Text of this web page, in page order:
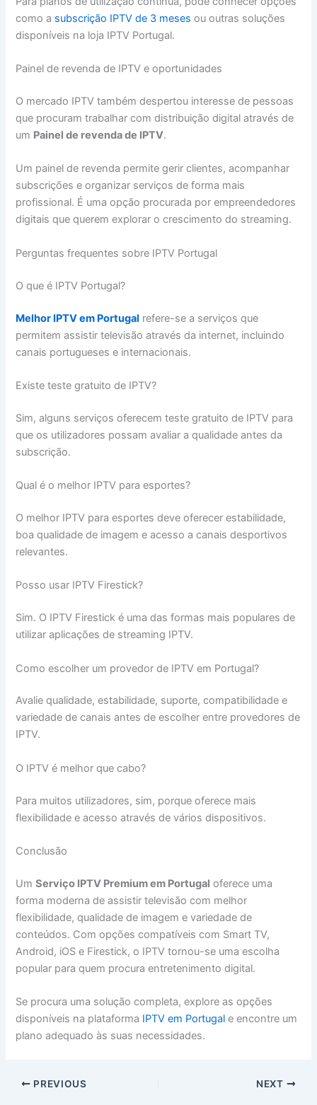
como a subscrição IPTV de 3 meses ou outras soluções
disponíveis na loja IPTV Portugal.
Painel de revenda de IPTV e oportunidades
O mercado IPTV também despertou interesse de pessoas
que procuram trabalhar com distribuição digital através de
um Painel de revenda de IPTV.
Um painel de revenda permite gerir clientes, acompanhar
subscrições e organizar serviços de forma mais
profissional. É uma opção procurada por empreendedores
digitais que querem explorar o crescimento do streaming.
Perguntas frequentes sobre IPTV Portugal
O que é IPTV Portugal?
Melhor IPTV em Portugal refere-se a serviços que
permitem assistir televisão através da internet, incluindo
canais portugueses e internacionais.
Existe teste gratuito de IPTV?
Sim, alguns serviços oferecem teste gratuito de IPTV para
que os utilizadores possam avaliar a qualidade antes da
subscrição.
Qual é o melhor IPTV para esportes?
O melhor IPTV para esportes deve oferecer estabilidade,
boa qualidade de imagem e acesso a canais desportivos
relevantes.
Posso usar IPTV Firestick?
Sim. O IPTV Firestick é uma das formas mais populares de
utilizar aplicações de streaming IPTV.
Como escolher um provedor de IPTV em Portugal?
Avalie qualidade, estabilidade, suporte, compatibilidade e
variedade de canais antes de escolher entre provedores de
IPTV.
O IPTV é melhor que cabo?
Para muitos utilizadores, sim, porque oferece mais
flexibilidade e acesso através de vários dispositivos.
Conclusão
UmServiço IPTV Premium em Portugal oferece uma
forma moderna de assistir televisão com melhor
flexibilidade, qualidade de imagem e variedade de
conteúdos. Com opções compatíveis com Smart TV,
Android, iOS e Firestick, o IPTV tornou-se uma escolha
popular para quem procura entretenimento digital.
Se procura uma solução completa, explore as opções
disponíveis na plataforma IPTV em Portugal e encontre um
plano adequado às suas necessidades.
PREVIOUS NEXT